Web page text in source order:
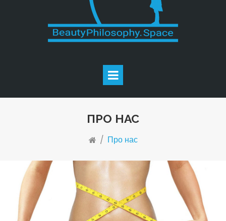
ПРО НАС
/ Про нас